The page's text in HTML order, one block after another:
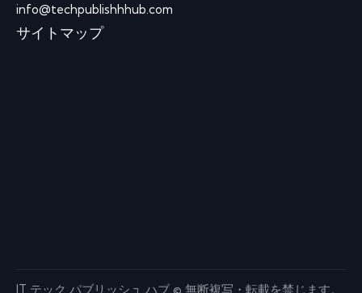
info@techpublishhhub.com
サイトマップ
IT テック パブリッシュ ハブ © 無断複写・転載を禁じます。